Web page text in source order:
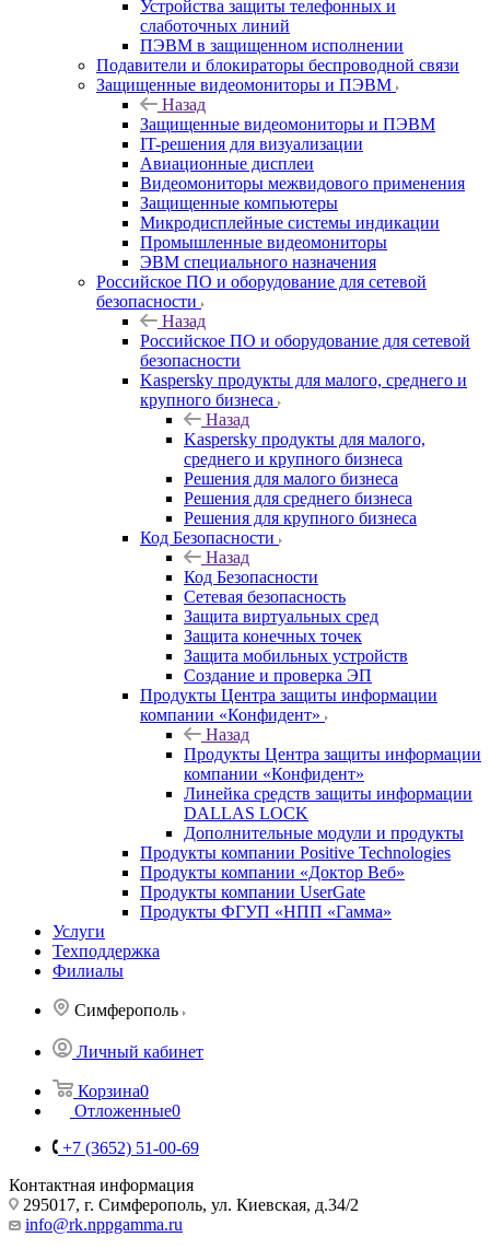
Устройства защиты телефонных и
слаботочных линий
ПЭВМ в защищенном исполнении
Подавители и блокираторы беспроводной связи
Защищенные видеомониторы и ПЭВМ
Назад
Защищенные видеомониторы и ПЭВМ
IT-решения для визуализации
Авиационные дисплеи
Видеомониторы межвидового применения
Защищенные компьютеры
Микродисплейные системы индикации
Промышленные видеомониторы
ЭВМ специального назначения
Российское ПО и оборудование для сетевой
безопасности
Назад
Российское ПО и оборудование для сетевой
безопасности
Kaspersky продукты для малого, среднего и
крупного бизнеса
Назад
Kaspersky продукты для малого,
среднего и крупного бизнеса
Решения для малого бизнеса
Решения для среднего бизнеса
Решения для крупного бизнеса
Код Безопасности
Назад
Код Безопасности
Сетевая безопасность
Защита виртуальных сред
Защита конечных точек
Защита мобильных устройств
Создание и проверка ЭП
Продукты Центра защиты информации
компании «Конфидент»
Назад
Продукты Центра защиты информации
компании «Конфидент»
Линейка средств защиты информации
DALLAS LOCK
Дополнительные модули и продукты
Продукты компании Positive Technologies
Продукты компании «Доктор Веб»
Продукты компании UserGate
Продукты ФГУП «НПП «Гамма»
Услуги
Техподдержка
Филиалы
Симферополь
Личный кабинет
Корзина0
Отложенные0
+7 (3652) 51-00-69
Контактная информация
295017, г. Симферополь, ул. Киевская, д.34/2
info@rk.nppgamma.ru